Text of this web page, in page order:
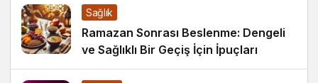
Sağlık
Ramazan Sonrası Beslenme: Dengeli
ve Sağlıklı Bir Geçiş İçin İpuçları